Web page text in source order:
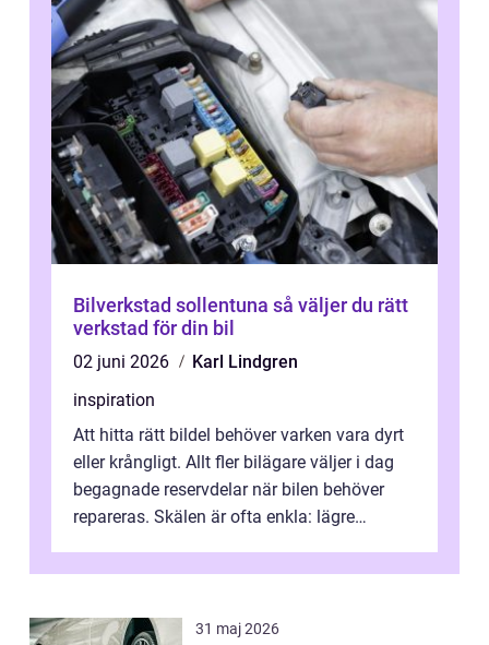
Bilverkstad sollentuna så väljer du rätt
verkstad för din bil
02 juni 2026
Karl Lindgren
inspiration
Att hitta rätt bildel behöver varken vara dyrt
eller krångligt. Allt fler bilägare väljer i dag
begagnade reservdelar när bilen behöver
repareras. Skälen är ofta enkla: lägre
31 maj 2026